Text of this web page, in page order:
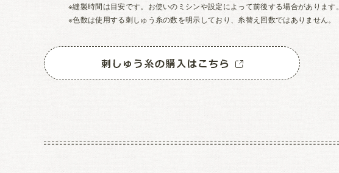
※縫製時間は目安です。お使いのミシンや設定によって前後する場合があります。
※色数は使用する刺しゅう糸の数を明示しており、糸替え回数ではありません。